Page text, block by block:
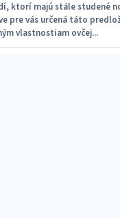
ktorí majú stále studené
pre vás určená táto
vlastnostiam ovčej...